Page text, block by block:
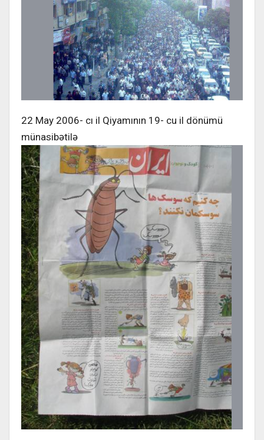
22 May 2006- cı il Qiyamının 19- cu il dönümü
münasibətilə